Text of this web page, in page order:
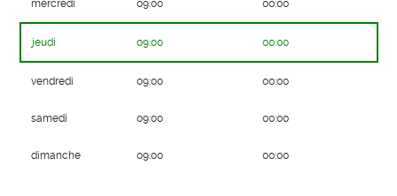
mercredi 09:00 00:00
jeudi 09:00 00:00
vendredi 09:00 00:00
samedi 09:00 00:00
dimanche 09:00 00:00